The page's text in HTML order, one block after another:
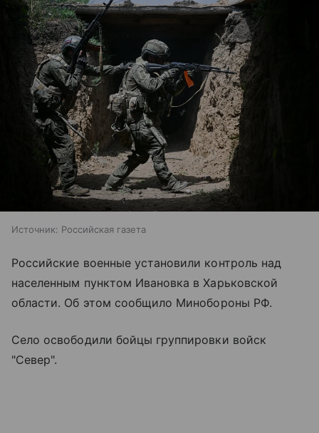
Источник: Российская газета
Российские военные установили контроль над
населенным пунктом Ивановка в Харьковской
области. Об этом сообщило Минобороны РФ.
Село освободили бойцы группировки войск
"Север".